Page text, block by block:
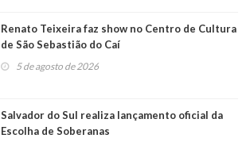
Renato Teixeira faz show no Centro de Cultura
de São Sebastião do Caí
5 de agosto de 2026
Salvador do Sul realiza lançamento oficial da
Escolha de Soberanas